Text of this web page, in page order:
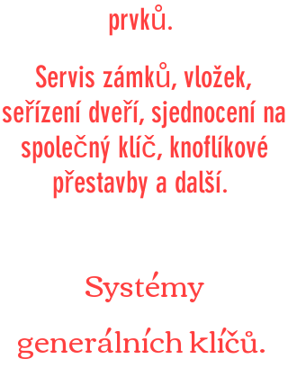
prvků.
Servis zámků, vložek,
seřízení dveří, sjednocení na
společný klíč, knoflíkové
přestavby a další.
Systémy
generálních klíčů.